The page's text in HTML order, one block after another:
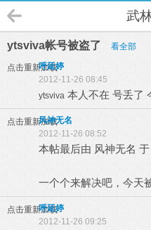
武
ytsviva帐号被盗了 看全部
点击重新加载
呼延婷
2012-11-26 08:45
ytsviva 本人不在 号丢了
点击重新加载
风神无名
2012-11-26 08:52
本帖最后由 风神无名
一个个来解决吧，今天
点击重新加载
呼延婷
2012-11-26 09:25